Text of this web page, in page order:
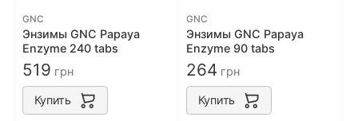
GNC
Энзимы GNC Papaya
Enzyme 240 tabs
519 грн
Купить
GNC
Энзимы GNC Papaya
Enzyme 90 tabs
264 грн
Купить